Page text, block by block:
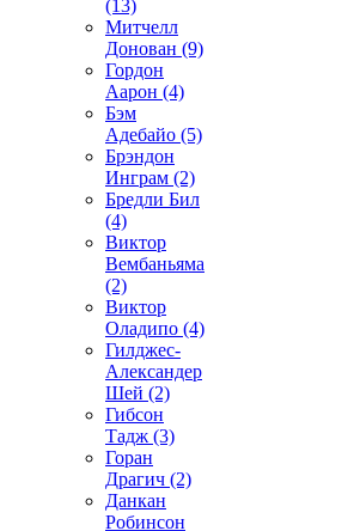
(13)
Митчелл
Донован (9)
Гордон
Аарон (4)
Бэм
Адебайо (5)
Брэндон
Инграм (2)
Бредли Бил
(4)
Виктор
Вембаньяма
(2)
Виктор
Оладипо (4)
Гилджес-
Александер
Шей (2)
Гибсон
Тадж (3)
Горан
Драгич (2)
Данкан
Робинсон